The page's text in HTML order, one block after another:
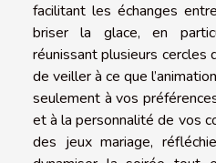
facilitant les échanges
briser la glace, en
réunissant plusieurs cercles
de veiller à ce que
seulement à vos
et à la personnalité de vos
des jeux mariage,